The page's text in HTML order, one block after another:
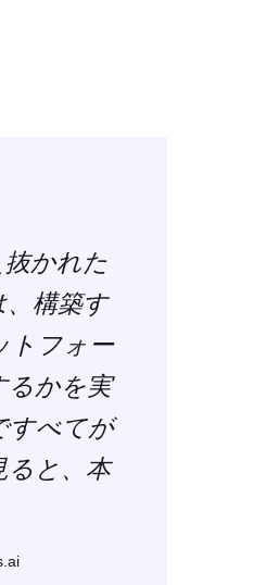
かれた
構築す
トフォー
るかを実
すべてが
ると、本